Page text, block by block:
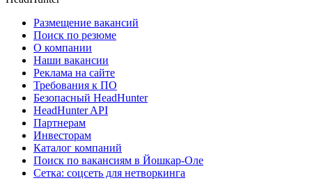
Размещение вакансий
Поиск по резюме
О компании
Наши вакансии
Реклама на сайте
Требования к ПО
Безопасный HeadHunter
HeadHunter API
Партнерам
Инвесторам
Каталог компаний
Поиск по вакансиям в Йошкар-Оле
Сетка: соцсеть для нетворкинга